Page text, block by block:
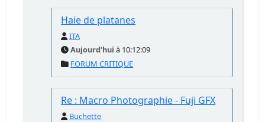
Haie de platanes
ITA
Aujourd'hui à 10:12:09
FORUM CRITIQUE
Re : Macro Photographie - Fuji GFX
Buchette